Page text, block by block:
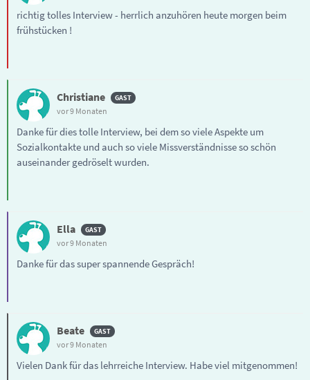
richtig tolles Interview - herrlich anzuhören heute morgen beim
frühstücken !
Christiane
vor 9 Monaten
Danke für dies tolle Interview, bei dem so viele Aspekte um
Sozialkontakte und auch so viele Missverständnisse so schön
auseinander gedröselt wurden.
Ella
vor 9 Monaten
Danke für das super spannende Gespräch!
Beate
vor 9 Monaten
Vielen Dank für das lehrreiche Interview. Habe viel mitgenommen!